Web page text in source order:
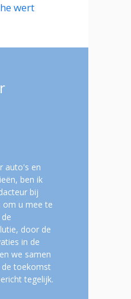
wert
auto's en
ben ik
bij
om u mee te
door de
in de
we samen
de toekomst
tegelijk.